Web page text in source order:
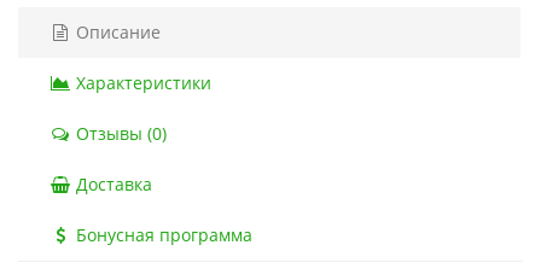
Описание
Характеристики
Отзывы (0)
Доставка
Бонусная программа